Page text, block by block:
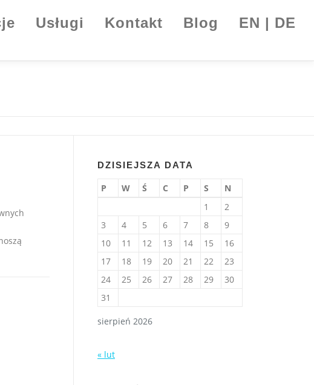
Usługi Kontakt Blog EN | DE
DZISIEJSZA DATA
sierpień 2026
P W Ś C P S
N
1
2
3
4 5 6 7 8
9
10
11 12 13 14 15
16
17
18 19 20 21 22
23
24
25 26 27 28 29
30
31
« lut